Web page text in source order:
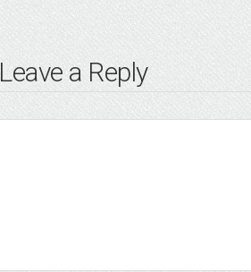
Leave a Reply